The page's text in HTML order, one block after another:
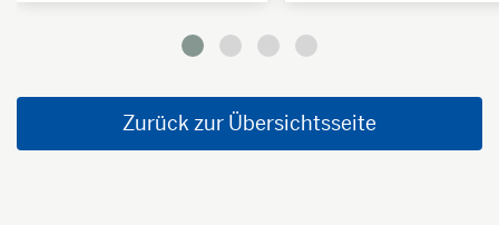
Zurück zur Übersichtsseite